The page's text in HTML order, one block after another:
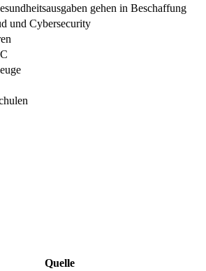
gehen in Beschaffung
und Cybersecurity
Quelle